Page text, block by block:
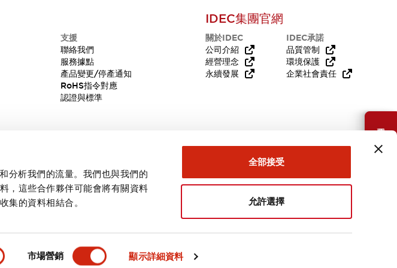
分析我們的流量。我們也與我們的
，這些合作夥伴可能會將有關資料
集的資料相結合。
市場營銷 顯示詳細資料
全部接受
允許選擇
需要幫助嗎？
規格 文件和檔案
支援
聯絡我們
服務據點
產品變更/停產通知
RoHS指令對應
認證與標準
IDEC集團官網
關於IDEC
公司介紹
經營理念
永續發展
IDEC承諾
品質管制
環境保護
企業社會責任
台灣